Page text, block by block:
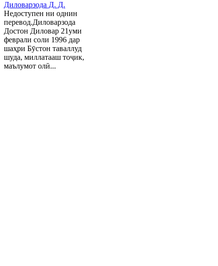
Диловарзода Д. Д.
Недоступен ни однин
перевод.Диловарзода
Достон Диловар 21уми
феврали соли 1996 дар
шаҳри Бӯстон таваллуд
шуда, миллатааш тоҷик,
маълумот олӣ...